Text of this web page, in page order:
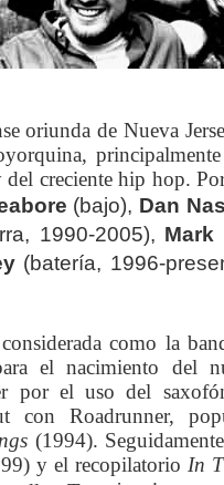
oriunda de Nueva
creciente hip hop.
(bajo), Dan
1990-2005), Mark
(batería, 1996-
como la
el nacimiento del
por el uso del
con Roadrunner,
(1994).
y el recopilatorio In